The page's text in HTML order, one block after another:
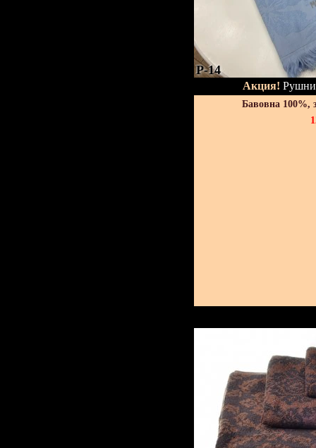
P-14
Акция!
Бавовна 100%,